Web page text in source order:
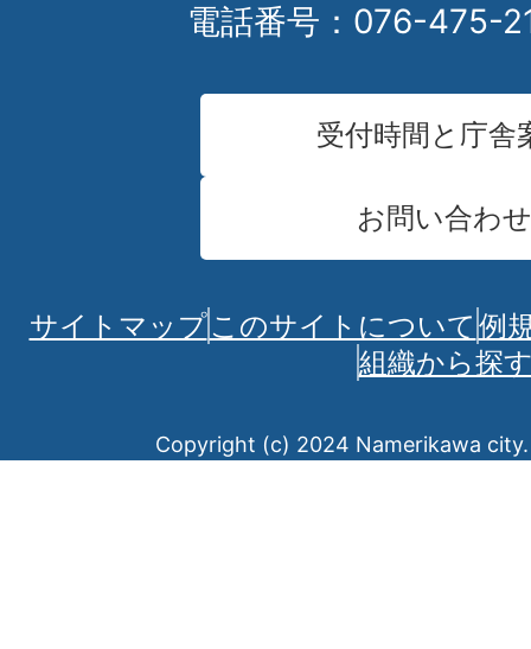
電話番号：076-475-
受付時間と庁舎
お問い合わせ
サイトマップこのサイトについて 例
組織から探
Copyright (c) 2024 Namerikawa